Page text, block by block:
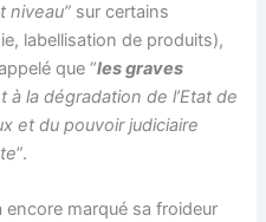
niveau” sur certains
labellisation de produits),
que “les graves
à la dégradation de l’Etat de
et du pouvoir judiciaire
”.
marqué sa froideur